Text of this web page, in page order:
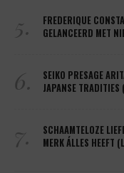
5.
FREDERIQUE
GELANCEERD MET
6.
SEIKO PRESAGE
JAPANSE TRADITIES
7.
SCHAAMTELOZE
MERK ÁLLES HEEFT